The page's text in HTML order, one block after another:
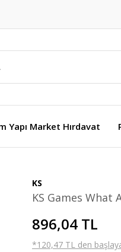
Yapı Market Hırdavat
KS
KS Games What
896,04 TL
*120,47 TL den